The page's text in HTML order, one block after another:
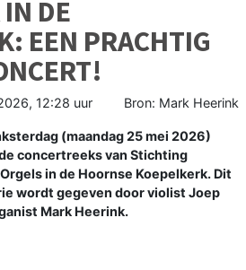
DE
EEN PRACHTIG
12:28 uur Bron: Mark Heerink
(maandag 25 mei 2026)
concertreeks van Stichting
in de Hoornse Koepelkerk. Dit
wordt gegeven door violist Joep
Mark Heerink.